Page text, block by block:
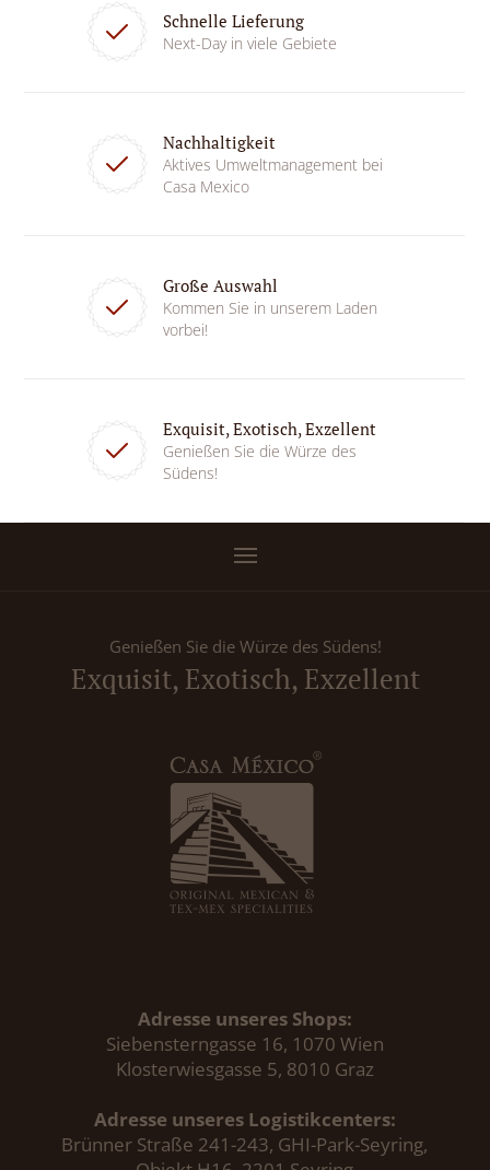
Schnelle Lieferung
Next-Day in viele Gebiete
Nachhaltigkeit
Aktives Umweltmanagement bei
Casa Mexico
Große Auswahl
Kommen Sie in unserem Laden
vorbei!
Exquisit, Exotisch, Exzellent
Genießen Sie die Würze des
Südens!
Genießen Sie die Würze des Südens!
Exquisit, Exotisch, Exzellent
Adresse unseres Shops:
Siebensterngasse 16, 1070 Wien
Klosterwiesgasse 5, 8010 Graz
Adresse unseres Logistikcenters:
Brünner Straße 241-243, GHI-Park-Seyring,